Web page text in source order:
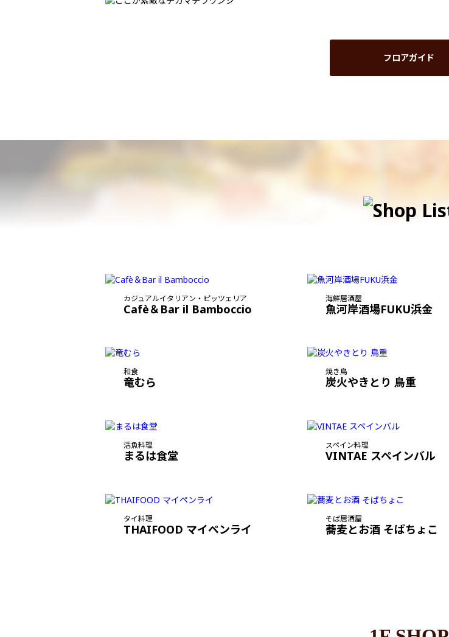
フロアガイド
カジュアルイタリアン・ピッツェリア
Cafè＆Bar il Bamboccio
海鮮居酒屋
魚河岸酒場FUKU浜金
和食
竜むら
焼き鳥
炭火やきとり 鳥重
活魚料理
まるは食堂
スペイン料理
VINTAE スペインバル
タイ料理
THAIFOOD マイペンライ
そば居酒屋
蕎麦とお酒 そばちょこ